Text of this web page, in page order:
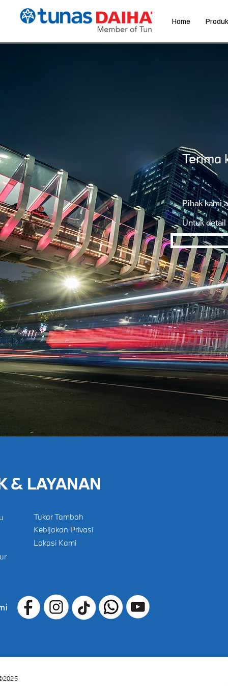
Home Produk
Terima
Pihak kami
Untuk detail
& LAYANAN
Tukar Tambah
Kebijakan Privasi
Lokasi Kami